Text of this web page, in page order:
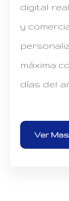
digital
y
máxima
días del
Ver